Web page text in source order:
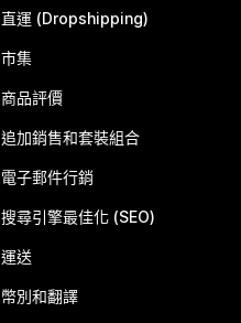
直運 (Dropshipping)
市集
商品評價
追加銷售和套裝組合
電子郵件行銷
搜尋引擎最佳化 (SEO)
運送
幣別和翻譯